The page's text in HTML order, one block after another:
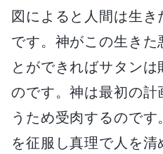
図によると人間は生
です。神がこの生きた
とができればサタン
のです。神は最初の
うため受肉するので
を征服し真理で人を清